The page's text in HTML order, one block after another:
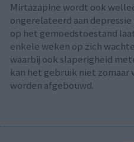
Mirtazapine wordt ook
ongerelateerd aan
op het gemoedstoestand
enkele weken op zich
waarbij ook slaperigheid
kan het gebruik niet
worden afgebouwd.